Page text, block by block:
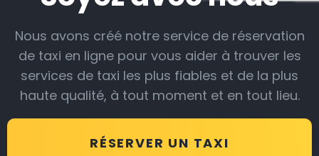
Nous avons créé notre service de réservation
de taxi en ligne pour vous aider à trouver les
services de taxi les plus fiables et de la plus
haute qualité, à tout moment et en tout lieu.
RÉSERVER UN TAXI